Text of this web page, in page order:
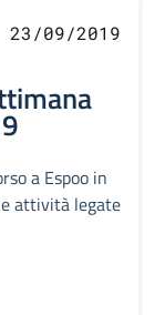
23/09/2019
a Espoo in
attività legate